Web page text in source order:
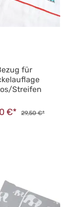
für
Streifen
€* 29,50 €*